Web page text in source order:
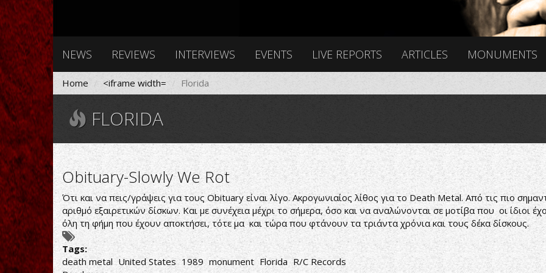
NEWS REVIEWS INTERVIEWS EVENTS LIVE REPORTS ARTICLES MONUMENTS
Home <iframe width= Florida
FLORIDA
Obituary-Slowly We Rot
Ότι και να πεις/γράψεις για τους Obituary είναι λίγο. Ακρογωνιαίος λίθος για το Death Metal. Από τις πιο
αριθμό εξαιρετικών δίσκων. Και με συνέχεια μέχρι το σήμερα, όσο και να αναλώνονται σε μοτίβα που οι ίδιοι
όλη τη φήμη που έχουν αποκτήσει, τότε μα και τώρα που φτάνουν τα τριάντα χρόνια και τους δέκα δίσκους.
Tags:
death metal United States 1989 monument Florida R/C Records